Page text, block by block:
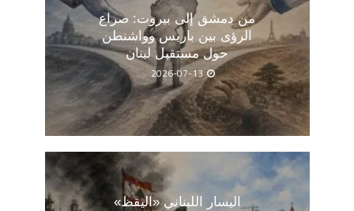
من دمشق إلى بيروت: صراع
الرؤى بين باريس وواشنطن
حول مستقبل لبنان
2026-07-13
اليسار اللبناني «اليقظ»